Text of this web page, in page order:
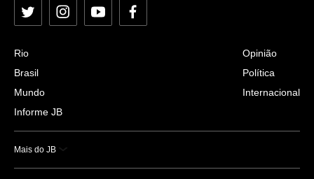
Twitter InstagramYouTubeFacebook
Rio
Brasil
Mundo
Informe JB
Opinião
Política
Internacional
Mais do JB
Esportes